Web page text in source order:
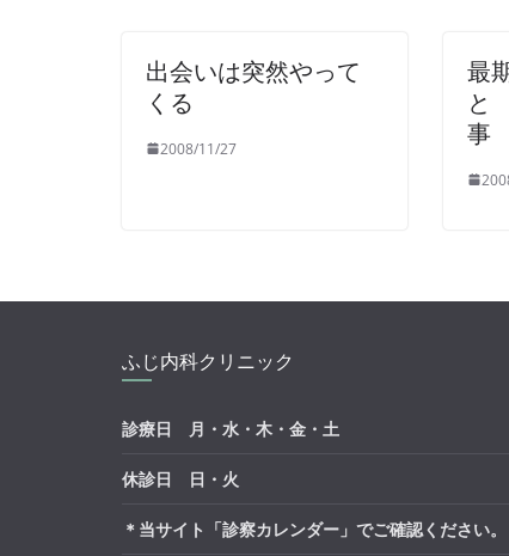
出会いは突然やって
くる
2008/11/27
最
と
事
ふじ内科クリニック
診療日 月・水・木・金・土
休診日 日・火
＊当サイト「診察カレンダー」でご確認ください。